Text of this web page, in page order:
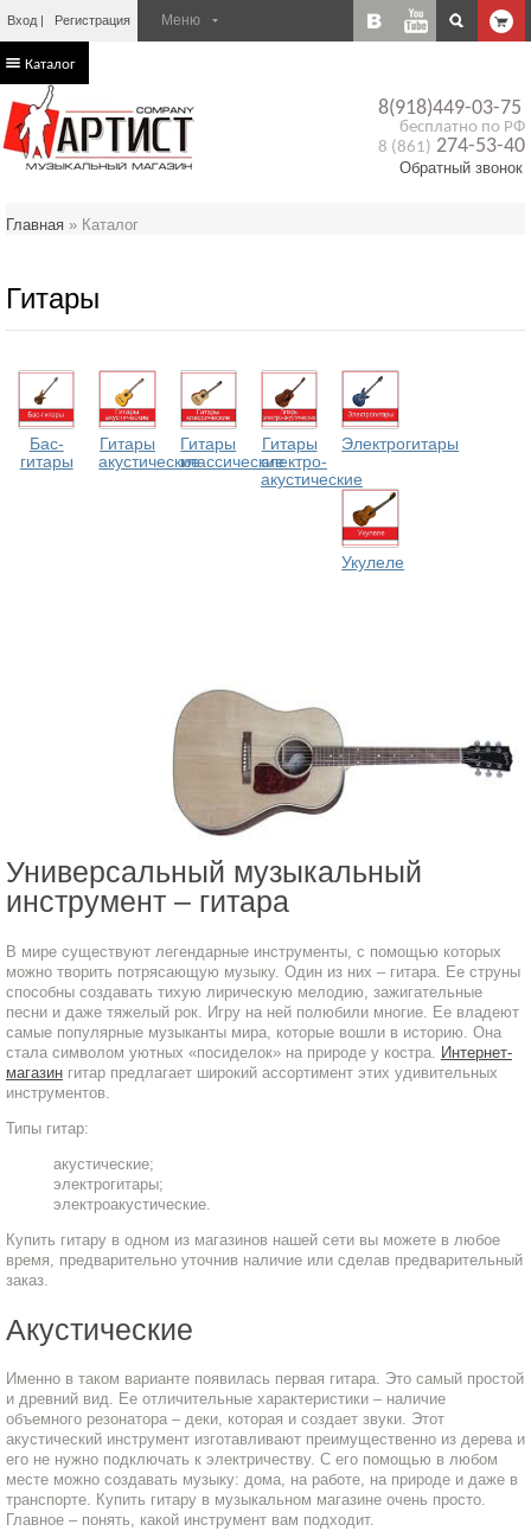
Вход Регистрация
8(918)449-03-75
бесплатно по РФ
8 (861) 274-53-40
Обратный звонок
Каталог
Главная » Каталог
Гитары
Бас-
гитары
Гитары
акустические
Гитары
классические
Гитары
электро-
акустические
Электрогитары
Укулеле
Универсальный музыкальный
инструмент – гитара
В мире существуют легендарные инструменты, с помощью которых
можно творить потрясающую музыку. Один из них – гитара. Ее струны
способны создавать тихую лирическую мелодию, зажигательные
песни и даже тяжелый рок. Игру на ней полюбили многие. Ее владеют
самые популярные музыканты мира, которые вошли в историю. Она
стала символом уютных «посиделок» на природе у костра.
Интернет-
магазин гитар предлагает широкий ассортимент этих удивительных
инструментов.
Типы гитар:
акустические;
электрогитары;
электроакустические.
Купить гитару в одном из магазинов нашей сети вы можете в любое
время, предварительно уточнив наличие или сделав предварительный
заказ.
Акустические
Именно в таком варианте появилась первая гитара. Это самый простой
и древний вид. Ее отличительные характеристики – наличие
объемного резонатора – деки, которая и создает звуки. Этот
акустический инструмент изготавливают преимущественно из дерева и
его не нужно подключать к электричеству. С его помощью в любом
месте можно создавать музыку: дома, на работе, на природе и даже в
транспорте. Купить гитару в музыкальном магазине очень просто.
Главное – понять, какой инструмент вам подходит.